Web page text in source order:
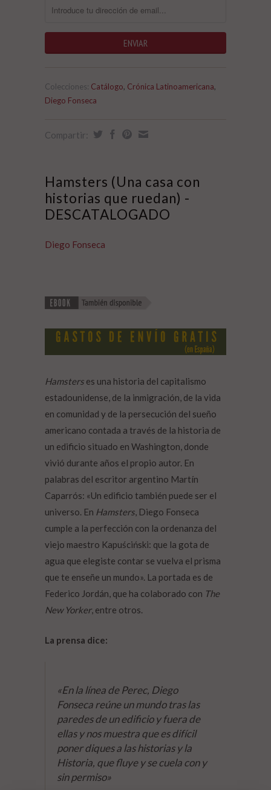
Colecciones: Catálogo, Crónica Latinoamericana,
Diego Fonseca
Compartir:
Hamsters (Una casa con
historias que ruedan) -
DESCATALOGADO
Diego Fonseca
Hamsters es una historia del capitalismo
estadounidense, de la inmigración, de la vida
en comunidad y de la persecución del sueño
americano contada a través de la historia de
un edificio situado en Washington, donde
vivió durante años el propio autor. En
palabras del escritor argentino Martín
Caparrós: «Un edificio también puede ser el
universo. En Hamsters, Diego Fonseca
cumple a la perfección con la ordenanza del
viejo maestro Kapuściński: que la gota de
agua que elegiste contar se vuelva el prisma
que te enseñe un mundo». La portada es de
Federico Jordán, que ha colaborado con The
New Yorker, entre otros.
La prensa dice:
«En la línea de Perec, Diego
Fonseca reúne un mundo tras las
paredes de un edificio y fuera de
ellas y nos muestra que es difícil
poner diques a las historias y la
Historia, que fluye y se cuela con y
sin permiso»